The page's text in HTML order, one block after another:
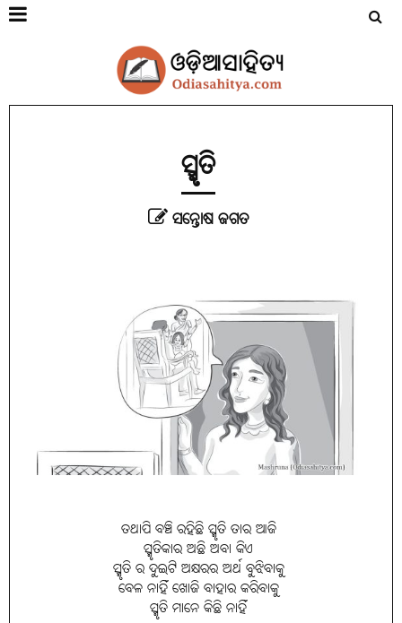
ସ୍ମୃତି
ସନ୍ତୋଷ ଜଗତ
ତଥାପି ବଞ୍ଚି ରହିଛି ସ୍ମୃତି ତାର ଆଜି
ସ୍ମୃତିକାର ଅଛି ଅବା କିଏ
ସ୍ମୃତି ର ଦୁଇଟି ଅକ୍ଷରର ଅର୍ଥ ବୁଝିବାକୁ
ବେଳ ନାହିଁ ଖୋଜି ବାହାର କରିବାକୁ
ସ୍ମୃତି ମାନେ କିଛି ନାହିଁ